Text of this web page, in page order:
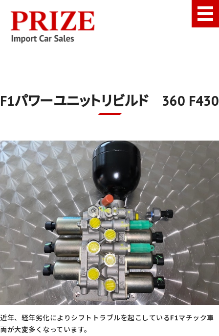
千葉県千葉市にあ
Stock
Inquiry
F1パワーユニットリビルド 360 F430
近年、経年劣化によりシフトトラブルを起こしているF1マチック車
両が大変多くなっています。